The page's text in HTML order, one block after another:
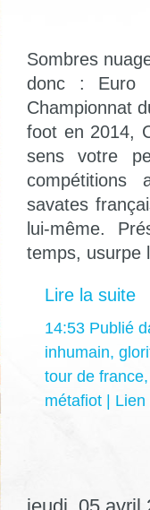
Sombres
donc : Euro
Championnat
foot en 2014,
sens votre
compétitions
savates
lui-même.
temps, usurpe
Lire la suite
14:53 Publié
inhumain,
tour de france,
métafiot
Lien